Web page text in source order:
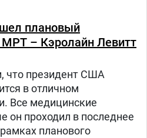
плановый
– Кэролайн Левитт
что президент США
в отличном
Все медицинские
он проходил в последнее
планового